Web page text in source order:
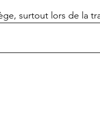
surtout lors de la